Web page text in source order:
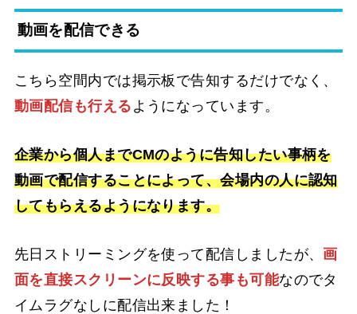
動画を配信できる
こちら空間内では掲示板で告知するだけでなく、
動画配信も行える ようになっています。
企業から個人までCMのように告知したい事柄を
動画で配信することによって、会場内の人に認知
してもらえるようになります。
先日ストリーミングを使って配信しましたが、画
面を直接スクリーンに反映する事も可能なのでタ
イムラグなしに配信出来ました！